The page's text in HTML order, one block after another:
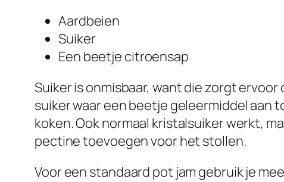
Aardbeien
Suiker
Een beetje citroensap
Suiker is onmisbaar, want die zorgt
suiker waar een beetje geleermiddel aan
koken. Ook normaal kristalsuiker werkt,
pectine toevoegen voor het stollen.
Voor een standaard pot jam gebruik je